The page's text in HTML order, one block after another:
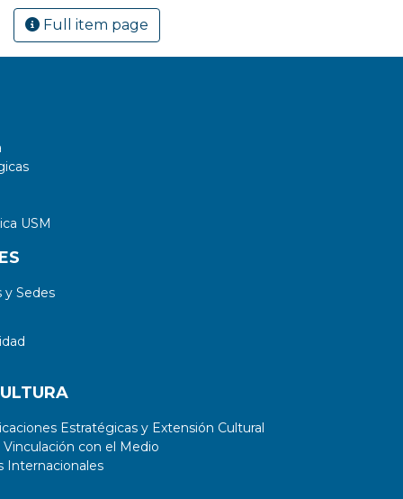
Full item page
USM
Sedes
Estratégicas y Extensión Cultural
con el Medio
Internacionales